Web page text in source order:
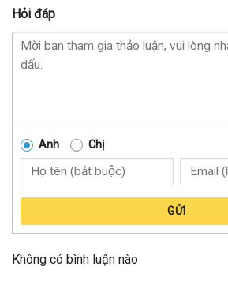
Hỏi đáp
Anh Chị
GỬI
Không có bình luận nào